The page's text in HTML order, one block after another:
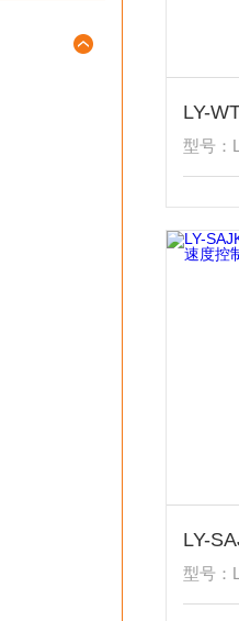
型号：
型号：